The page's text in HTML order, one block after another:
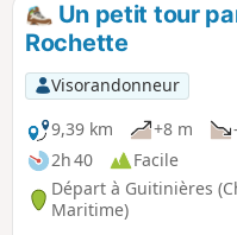
Un petit tour
Rochette
Visorandonneur
9,39 km
+8 m
2h 40
Facile
Départ à Guitinières
Maritime)